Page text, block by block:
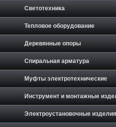
Светотехника
Тепловое оборудование
Деревянные опоры
Спиральная арматура
Муфты электротехнические
Инструмент и монтажные
Электроустановочные изделия